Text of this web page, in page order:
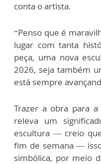
conta o artista.
“Penso que é
lugar com tanta
peça, uma nova
2026, seja também
está sempre
Trazer a obra para
releva um
escultura — creio
fim de semana —
simbólica, por meio